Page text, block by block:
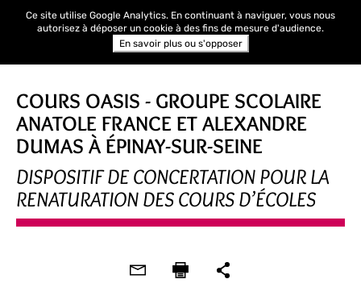
COURS OASIS - GROUPE SCOLAIRE
ANATOLE FRANCE ET ALEXANDRE
DUMAS À ÉPINAY-SUR-SEINE
DISPOSITIF DE CONCERTATION POUR LA
RENATURATION DES COURS D’ÉCOLES
Ce site utilise Google Analytics. En continuant à naviguer, vous nous
autorisez à déposer un cookie à des fins de mesure d'audience.
En savoir plus ou s'opposer